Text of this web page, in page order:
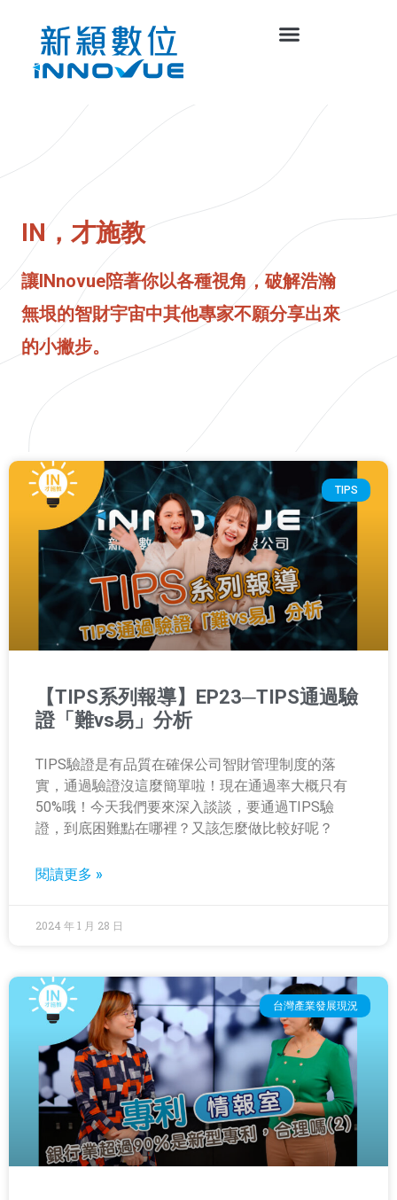
IN，才施教
讓INnovue陪著你以各種視角，破解浩瀚
無垠的智財宇宙中其他專家不願分享出來
的小撇步。
TIPS
【TIPS系列報導】EP23─TIPS通過驗
證「難vs易」分析
TIPS驗證是有品質在確保公司智財管理制度的落
實，通過驗證沒這麼簡單啦！現在通過率大概只有
50%哦！今天我們要來深入談談，要通過TIPS驗
證，到底困難點在哪裡？又該怎麼做比較好呢？
閱讀更多 »
2024 年 1 月 28 日
台灣產業發展現況